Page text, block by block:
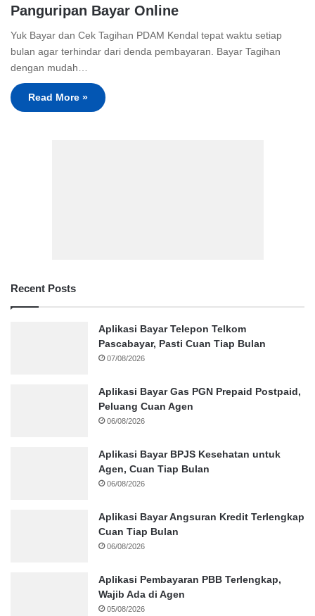
Panguripan Bayar Online
Yuk Bayar dan Cek Tagihan PDAM Kendal tepat waktu setiap
bulan agar terhindar dari denda pembayaran. Bayar Tagihan
dengan mudah…
Read More »
Recent Posts
Aplikasi Bayar Telepon Telkom
Pascabayar, Pasti Cuan Tiap Bulan
07/08/2026
Aplikasi Bayar Gas PGN Prepaid Postpaid,
Peluang Cuan Agen
06/08/2026
Aplikasi Bayar BPJS Kesehatan untuk
Agen, Cuan Tiap Bulan
06/08/2026
Aplikasi Bayar Angsuran Kredit Terlengkap
Cuan Tiap Bulan
06/08/2026
Aplikasi Pembayaran PBB Terlengkap,
Wajib Ada di Agen
05/08/2026